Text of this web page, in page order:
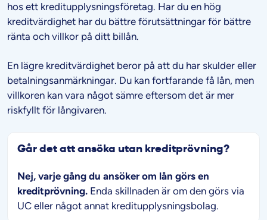
hos ett kreditupplysningsföretag. Har du en hög
kreditvärdighet har du bättre förutsättningar för bättre
ränta och villkor på ditt billån.
En lägre kreditvärdighet beror på att du har skulder eller
betalningsanmärkningar. Du kan fortfarande få lån, men
villkoren kan vara något sämre eftersom det är mer
riskfyllt för långivaren.
Går det att ansöka utan kreditprövning?
Nej, varje gång du ansöker om lån görs en
kreditprövning. Enda skillnaden är om den görs via
UC eller något annat kreditupplysningsbolag.